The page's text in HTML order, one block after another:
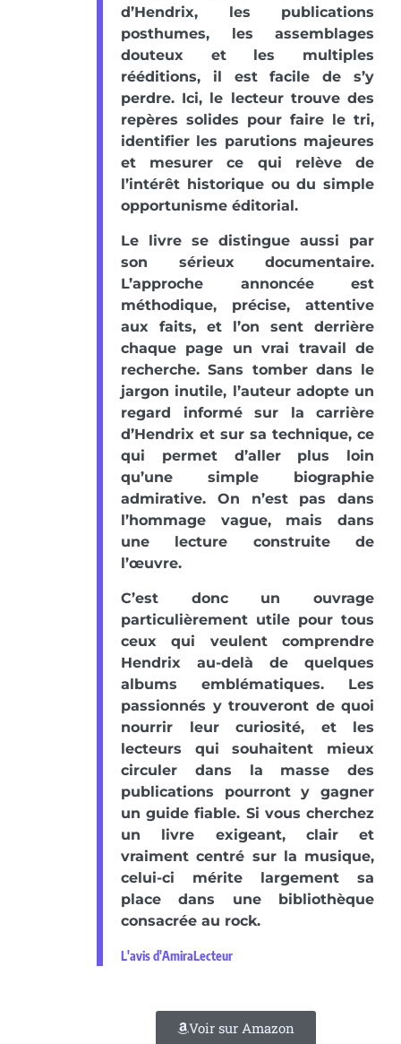
d’Hendrix, les publications
posthumes, les assemblages
douteux et les multiples
rééditions, il est facile de s’y
perdre. Ici, le lecteur trouve des
repères solides pour faire le tri,
identifier les parutions majeures
et mesurer ce qui relève de
l’intérêt historique ou du simple
opportunisme éditorial.
Le livre se distingue aussi par
son sérieux documentaire.
L’approche annoncée est
méthodique, précise, attentive
aux faits, et l’on sent derrière
chaque page un vrai travail de
recherche. Sans tomber dans le
jargon inutile, l’auteur adopte un
regard informé sur la carrière
d’Hendrix et sur sa technique, ce
qui permet d’aller plus loin
qu’une simple biographie
admirative. On n’est pas dans
l’hommage vague, mais dans
une lecture construite de
l’œuvre.
C’est donc un ouvrage
particulièrement utile pour tous
ceux qui veulent comprendre
Hendrix au-delà de quelques
albums emblématiques. Les
passionnés y trouveront de quoi
nourrir leur curiosité, et les
lecteurs qui souhaitent mieux
circuler dans la masse des
publications pourront y gagner
un guide fiable. Si vous cherchez
un livre exigeant, clair et
vraiment centré sur la musique,
celui-ci mérite largement sa
place dans une bibliothèque
consacrée au rock.
L'avis d'AmiraLecteur
Voir sur Amazon